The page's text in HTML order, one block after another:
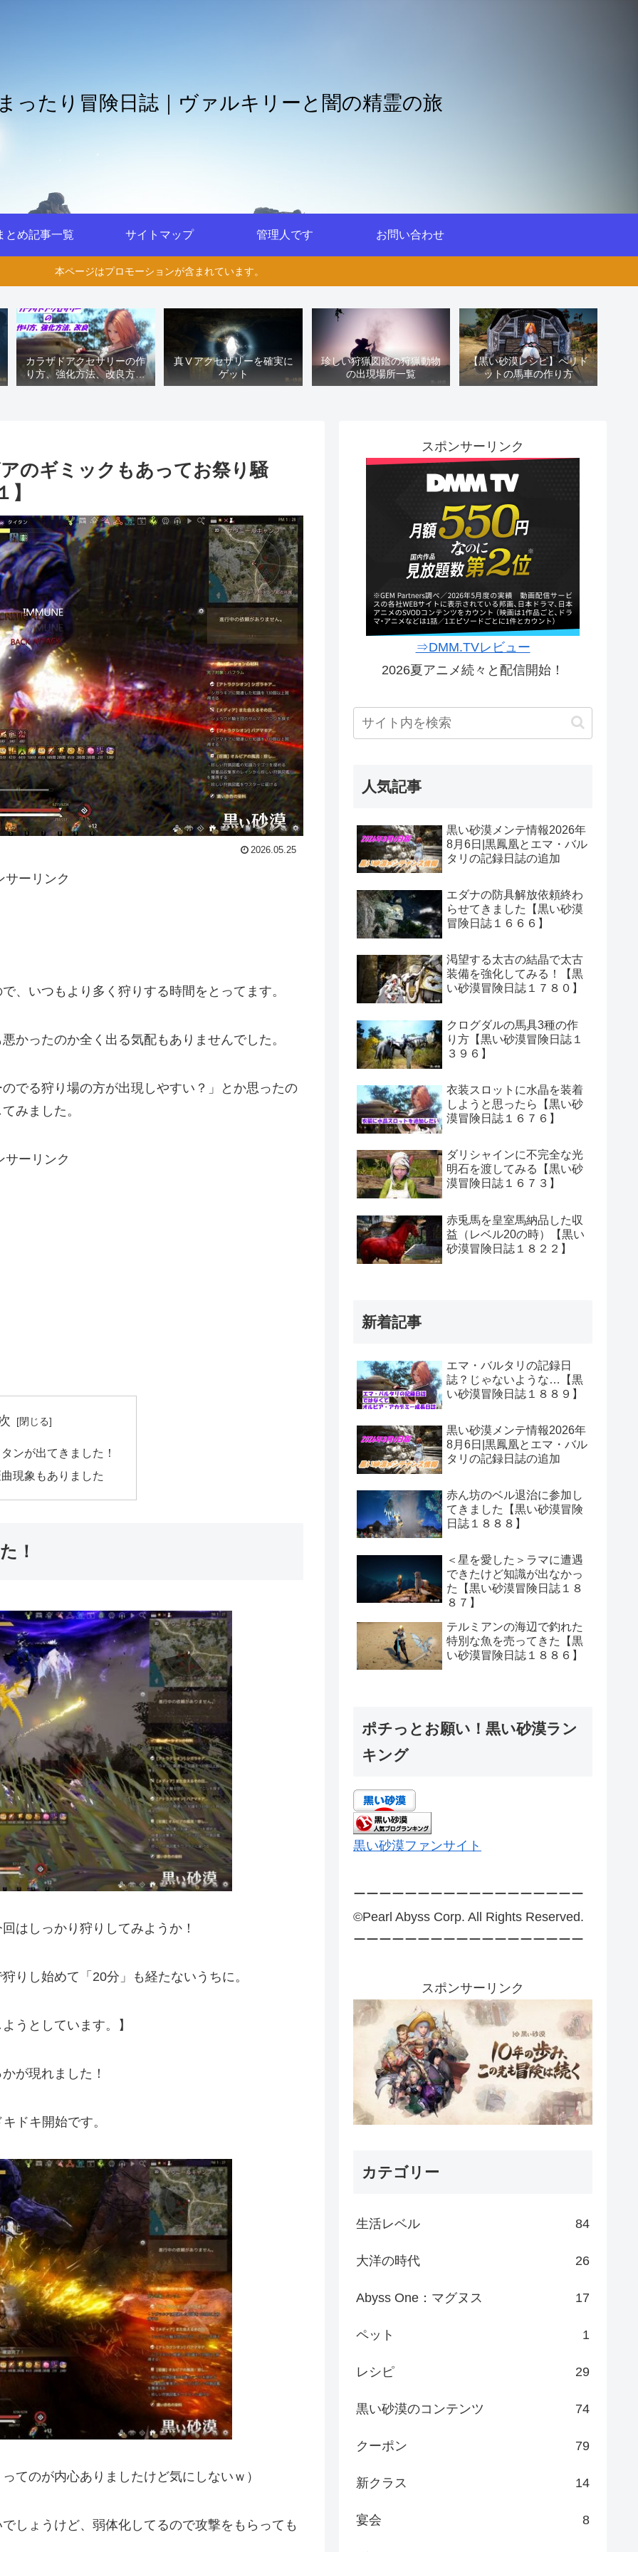
ったり冒険日誌｜ヴァルキリーと闇の精霊の旅
とめ記事一覧 サイトマップ 管理人です お問い合わせ
本ページはプロモーションが含まれています。
カラザドアクセサリーの作
り方、強化方法、改良方法
などまとめ【黒い砂漠冒険
真Ⅴアクセサリーを確実に
ゲット
珍しい狩猟図鑑の狩猟動物
の出現場所一覧
【黒い砂漠レシピ】ペリド
ットの馬車の作り方
のギミックもあってお祭り騒
2026.05.25
サーリンク
、いつもより多く狩りする時間をとってます。
かったのか全く出る気配もありませんでした。
でる狩り場の方が出現しやすい？」とか思ったの
みました。
サーリンク
ンが出てきました！
現象もありました
！
はしっかり狩りしてみようか！
りし始めて「20分」も経たないうちに。
うとしています。】
が現れました！
ドキ開始です。
てのが内心ありましたけど気にしないｗ）
しょうけど、弱体化してるので攻撃をもらっても
スポンサーリンク
⇒DMM.TVレビュー
2026夏アニメ続々と配信開始！
人気記事
黒い砂漠メンテ情報2026年
8月6日|黒鳳凰とエマ・バル
タリの記録日誌の追加
エダナの防具解放依頼終わ
らせてきました【黒い砂漠
冒険日誌１６６６】
渇望する太古の結晶で太古
装備を強化してみる！【黒
い砂漠冒険日誌１７８０】
クログダルの馬具3種の作
り方【黒い砂漠冒険日誌１
３９６】
衣装スロットに水晶を装着
しようと思ったら【黒い砂
漠冒険日誌１６７６】
ダリシャインに不完全な光
明石を渡してみる【黒い砂
漠冒険日誌１６７３】
赤兎馬を皇室馬納品した収
益（レベル20の時）【黒い
砂漠冒険日誌１８２２】
新着記事
エマ・バルタリの記録日
誌？じゃないような…【黒
い砂漠冒険日誌１８８９】
黒い砂漠メンテ情報2026年
8月6日|黒鳳凰とエマ・バル
タリの記録日誌の追加
赤ん坊のベル退治に参加し
てきました【黒い砂漠冒険
日誌１８８８】
＜星を愛した＞ラマに遭遇
できたけど知識が出なかっ
た【黒い砂漠冒険日誌１８
８７】
テルミアンの海辺で釣れた
特別な魚を売ってきた【黒
い砂漠冒険日誌１８８６】
ポチっとお願い！黒い砂漠ラン
キング
黒い砂漠ファンサイト
ーーーーーーーーーーーーーーーーーー
©Pearl Abyss Corp. All Rights Reserved.
ーーーーーーーーーーーーーーーーーー
スポンサーリンク
カテゴリー
生活レベル 84
大洋の時代 26
Abyss One：マグヌス 17
ペット 1
レシピ 29
黒い砂漠のコンテンツ 74
クーポン 79
新クラス 14
宴会 8